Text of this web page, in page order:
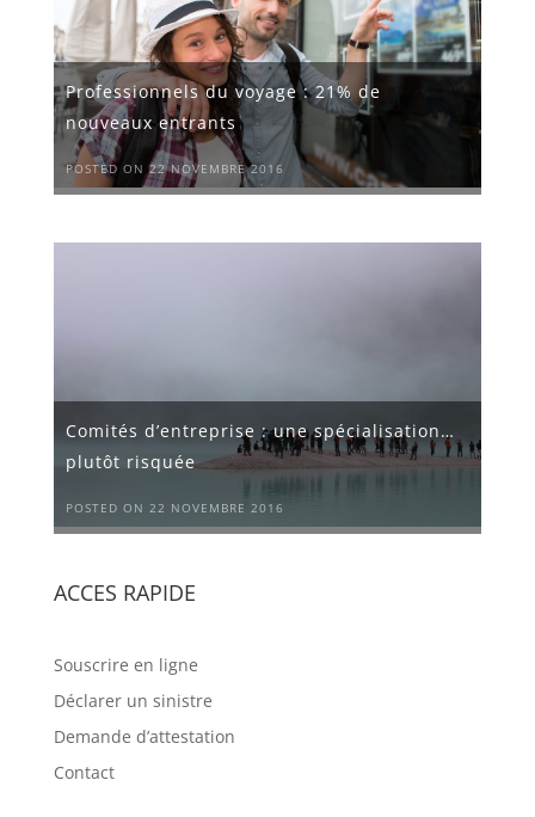
Professionnels du voyage : 21% de
nouveaux entrants
POSTED ON 22 NOVEMBRE 2016
Comités d’entreprise : une spécialisation…
plutôt risquée
POSTED ON 22 NOVEMBRE 2016
ACCES RAPIDE
Souscrire en ligne
Déclarer un sinistre
Demande d’attestation
Contact